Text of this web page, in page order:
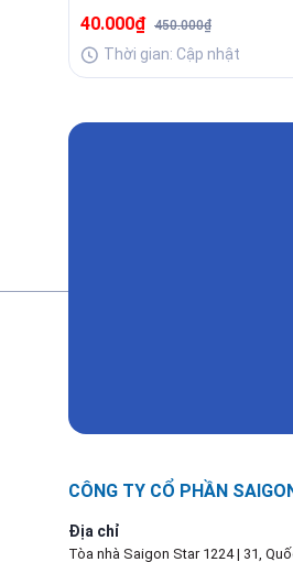
40.000₫ 450.000₫
Thời gian: Cập nhật
CÔNG TY CỔ PHẦN
Địa chỉ
Tòa nhà Saigon Star 1224 | 31,